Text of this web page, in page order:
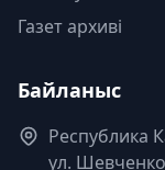
Газет архиві
Байланыс
Республика
ул.